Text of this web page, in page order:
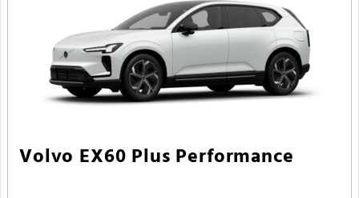
Volvo EX60 Plus Performance